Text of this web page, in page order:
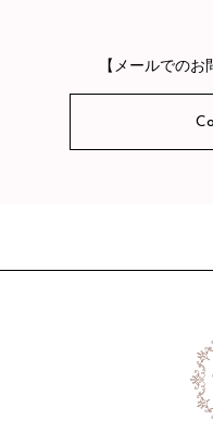
【メールでのお